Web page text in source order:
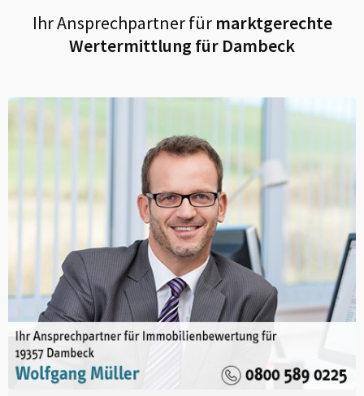
Ihr Ansprechpartner fürmarktgerechte
Wertermittlung für Dambeck